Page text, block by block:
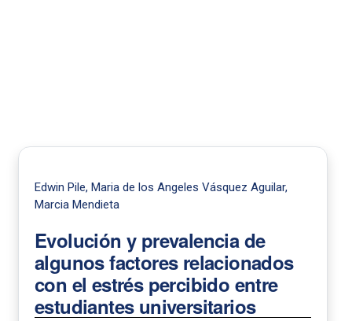
Edwin Pile, Maria de los Angeles Vásquez Aguilar,
Marcia Mendieta
Evolución y prevalencia de
algunos factores relacionados
con el estrés percibido entre
estudiantes universitarios